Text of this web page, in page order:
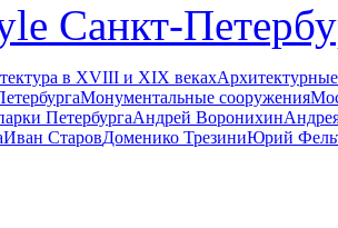
Санкт-
в XVIII и XIX веках
Монументальные сооружения
ПетербургаАндрей Воронихин
Иван СтаровДоменико ТрезиниЮрий